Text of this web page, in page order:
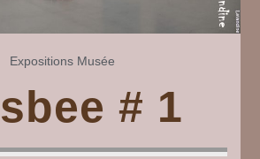
Expositions Musée
# 1